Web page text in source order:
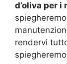
d’oliva per i
rendervi